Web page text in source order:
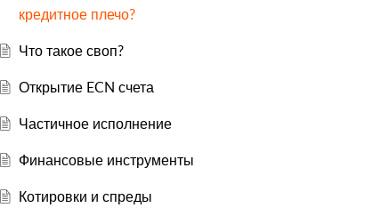
кредитное плечо?
Что такое своп?
Открытие ECN счета
Частичное исполнение
Финансовые инструменты
Котировки и спреды